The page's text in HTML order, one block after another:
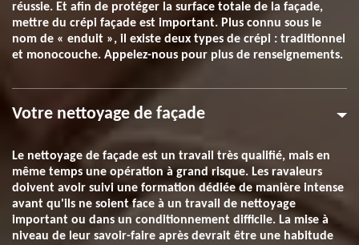
réussie. Et afin de protéger la surface totale de la façade,
mettre du crépi façade est important. Plus connu sous le
nom de « enduit », il existe deux types de crépi : traditionnel
et monocouche. Appelez-nous pour plus de renseignements.
Votre nettoyage de façade
Le nettoyage de façade est un travail très qualifié, mais en
même temps une opération à grand risque. Les ravaleurs
doivent avoir suivi une formation dédiée de manière intense
avant qu'ils ne soient face à un travail de nettoyage
important ou dans un conditionnement difficile. La mise à
niveau de leur savoir-faire après devrait être une habitude